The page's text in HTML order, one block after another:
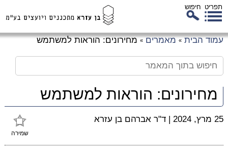
תפריט חיפוש
עמוד הבית » מאמרים » מחירונים: הוראות למשתמש
מחירונים: הוראות למשתמש
שמירה
25 מרץ, 2024 | ד"ר אברהם בן עזרא